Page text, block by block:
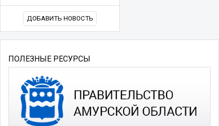
ДОБАВИТЬ НОВОСТЬ
ПОЛЕЗНЫЕ РЕСУРСЫ